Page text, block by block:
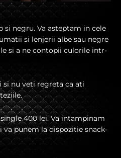
si negru. Va asteptam in cele
si lenjerii albe sau negre
si a ne contopii culorile intr-
nu veti regreta ca ati
400 lei. Va intampinam
va punem la dispozitie snack-